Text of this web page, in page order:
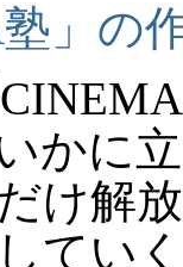
」の
かに
け解
てい